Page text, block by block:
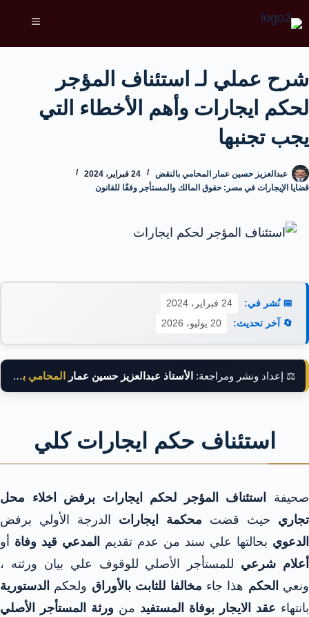
شرح عملي لـ استئناف المؤجر
لحكم ايجارات وأهم الأخطاء التي
يجب تجنبها
عبدالعزيز حسين عمار المحامي بالنقض
24 فبراير، 2024
قضايا الإيجارات في مصر: حقوق المالك والمستأجر وفقًا للقانون
📅 نُشر في:
24 فبراير، 2024
🔄 آخر تحديث:
20 يوليو، 2026
⚖️ إعداد ونشر ومراجعة: الأستاذ عبدالعزيز حسين عمار المحامي بالنقض
استئناف حكم ايجارات كلي
صحيفة
استئناف المؤجر لحكم ايجارات برفض اخلاء محل
تجاري حيث قضت محكمة ايجارات الدرجة الأولي برفض
الدعوي بحالتها علي سند من عدم تقديم المدعي قيد وفاة أو
أعلام شرعي للمستأجر الأصلي للوقوف علي بيان ورثته ،
ونعي الحكم هذا جاء مخالفا للثابت بالأوراق ولحكم الدستورية
بانتهاء عقد الايجار بوفاة المستفيد من ورثة المستأجر الأصلي